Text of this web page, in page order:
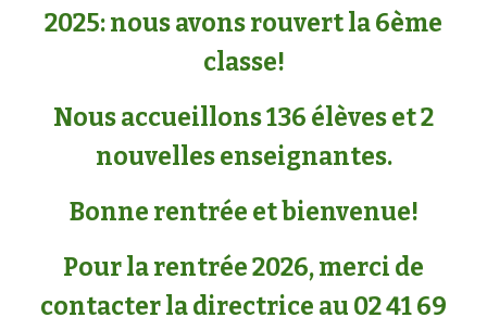
2025: nous avons rouvert la 6ème
classe!
Nous accueillons 136 élèves et 2
nouvelles enseignantes.
Bonne rentrée et bienvenue!
Pour la rentrée 2026, merci de
contacter la directrice au 02 41 69